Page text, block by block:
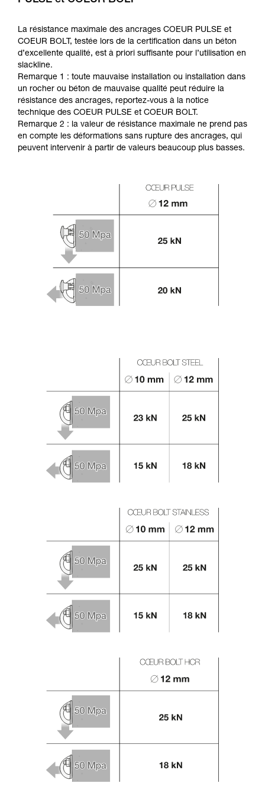
La résistance maximale des ancrages COEUR PULSE et
COEUR BOLT, testée lors de la certification dans un béton
d’excellente qualité, est à priori suffisante pour l’utilisation en
slackline.
Remarque 1 : toute mauvaise installation ou installation dans
un rocher ou béton de mauvaise qualité peut réduire la
résistance des ancrages, reportez-vous à la notice
technique des COEUR PULSE et COEUR BOLT.
Remarque 2 : la valeur de résistance maximale ne prend pas
en compte les déformations sans rupture des ancrages, qui
peuvent intervenir à partir de valeurs beaucoup plus basses.